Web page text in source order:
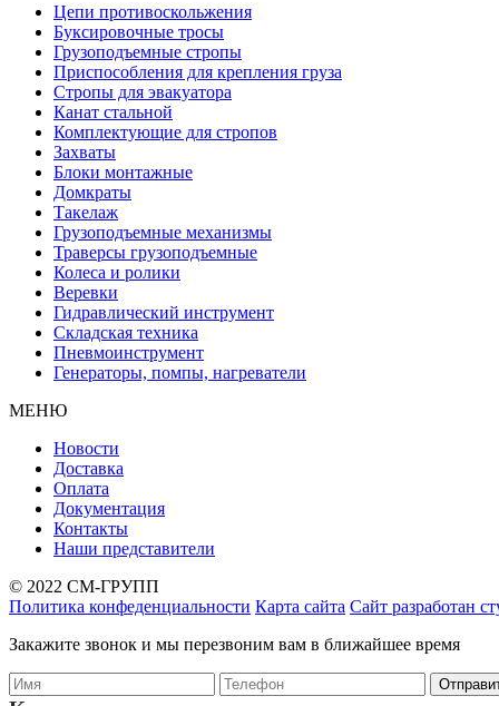
Цепи противоскольжения
Буксировочные тросы
Грузоподъемные стропы
Приспособления для крепления груза
Стропы для эвакуатора
Канат стальной
Комплектующие для стропов
Захваты
Блоки монтажные
Домкраты
Такелаж
Грузоподъемные механизмы
Траверсы грузоподъемные
Колеса и ролики
Веревки
Гидравлический инструмент
Складская техника
Пневмоинструмент
Генераторы, помпы, нагреватели
МЕНЮ
Новости
Доставка
Оплата
Документация
Контакты
Наши представители
© 2022 СМ-ГРУПП
Политика конфеденциальности Карта сайта Сайт разработан
Закажите звонок и мы перезвоним вам в ближайшее время